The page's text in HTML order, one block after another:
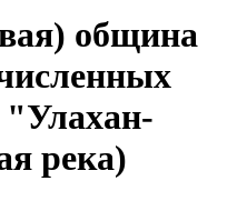
община
"Улахан-
река)